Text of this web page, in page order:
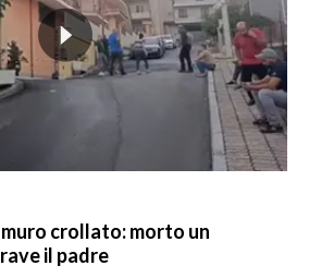
crollato: morto un
il padre